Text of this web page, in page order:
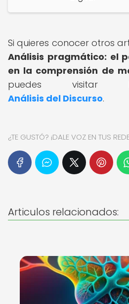
Si quieres conocer otros
Análisis pragmático: el
en la comprensión de
puedes visitar
Análisis del Discurso.
¿TE GUSTÓ? ¡DALE VOZ EN TUS
Articulos relacionados: